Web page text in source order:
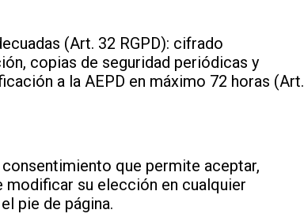
(Art. 32 RGPD): cifrado
copias de seguridad periódicas y
a la AEPD en máximo 72 horas (Art.
que permite aceptar,
su elección en cualquier
pie de página.